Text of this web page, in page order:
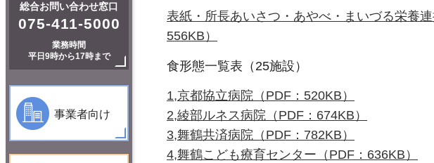
総合お問い合わせ窓口
075-411-5000
業務時間
平日9時から17時まで
事業者向け
表紙・所長あいさつ・あやべ・まいづる栄養
556KB）
食形態一覧表（25施設）
1,京都協立病院（PDF：520KB）
2,綾部ルネス病院（PDF：674KB）
3,舞鶴共済病院（PDF：782KB）
4,舞鶴こども療育センター（PDF：636KB）